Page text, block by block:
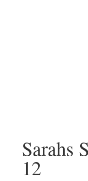
Sarahs
12